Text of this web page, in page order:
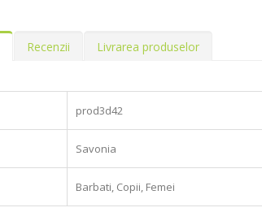
Recenzii Livrarea produselor
prod3d42
Savonia
Barbati, Copii, Femei